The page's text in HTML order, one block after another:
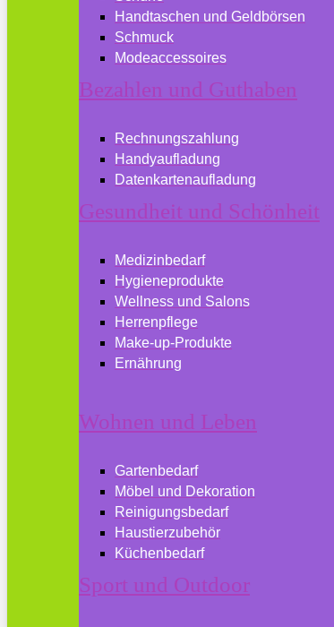
Handtaschen und Geldbörsen
Schmuck
Modeaccessoires
Bezahlen und Guthaben
Rechnungszahlung
Handyaufladung
Datenkartenaufladung
Gesundheit und Schönheit
Medizinbedarf
Hygieneprodukte
Wellness und Salons
Herrenpflege
Make-up-Produkte
Ernährung
Wohnen und Leben
Gartenbedarf
Möbel und Dekoration
Reinigungsbedarf
Haustierzubehör
Küchenbedarf
Sport und Outdoor